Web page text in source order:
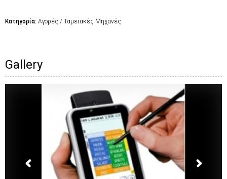
Κατηγορία: Αγορές / Ταμειακές Μηχανές
Gallery